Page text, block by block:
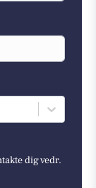
dig vedr.